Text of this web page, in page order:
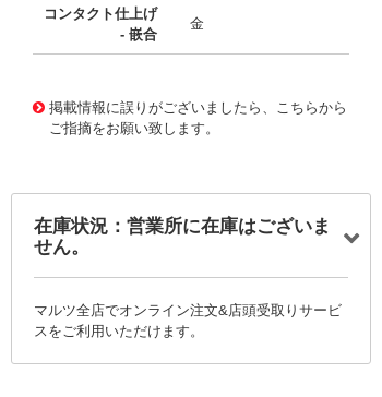
コンタクト仕上げ
- 嵌合
金
掲載情報に誤りがございましたら、こちらから
ご指摘をお願い致します。
在庫状況：営業所に在庫はございま
せん。
マルツ全店でオンライン注文&店頭受取りサービ
スをご利用いただけます。